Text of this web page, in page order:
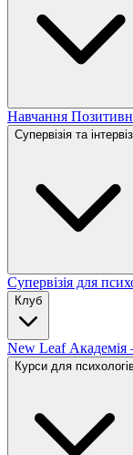
Навчання
Супервізія та
Супервізія для
Клуб
New Leaf Академія
Курси для